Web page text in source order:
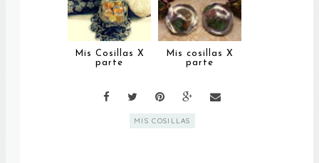
Mis Cosillas X
parte
Mis cosillas X
parte
MIS COSILLAS